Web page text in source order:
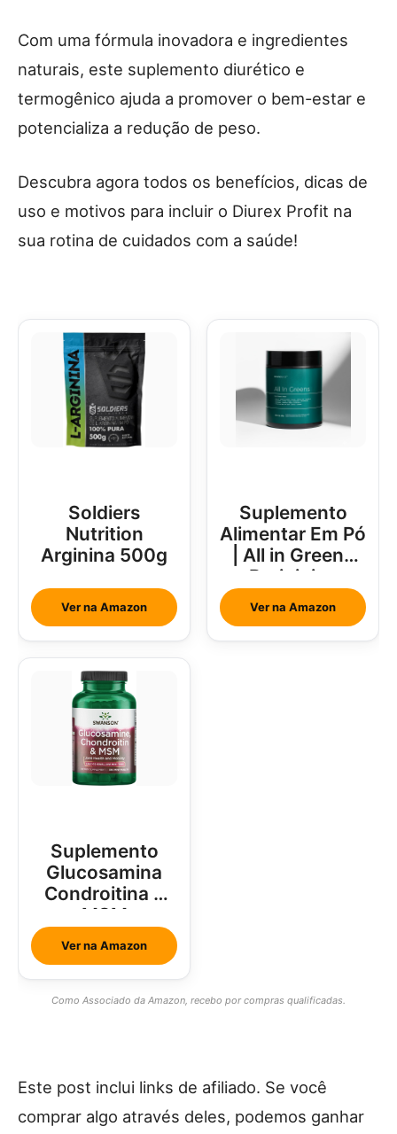
Com uma fórmula inovadora e ingredientes
naturais, este suplemento diurético e
termogênico ajuda a promover o bem-estar e
potencializa a redução de peso.
Descubra agora todos os benefícios, dicas de
uso e motivos para incluir o Diurex Profit na
sua rotina de cuidados com a saúde!
Soldiers
Nutrition
Arginina 500g
Ver na Amazon
Suplemento
Alimentar Em Pó
| All in Greens
Brainjuice
Abacaxi Com
Hortelã
Ver na Amazon
Suplemento
Glucosamina
Condroitina e
MSM
Ver na Amazon
Como Associado da Amazon, recebo por compras qualificadas.
Este post inclui links de afiliado. Se você
comprar algo através deles, podemos ganhar